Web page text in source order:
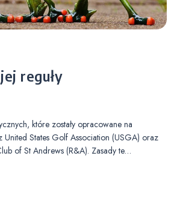
reguły
które zostały opracowane na
United States Golf Association (USGA) oraz
of St Andrews (R&A). Zasady te…